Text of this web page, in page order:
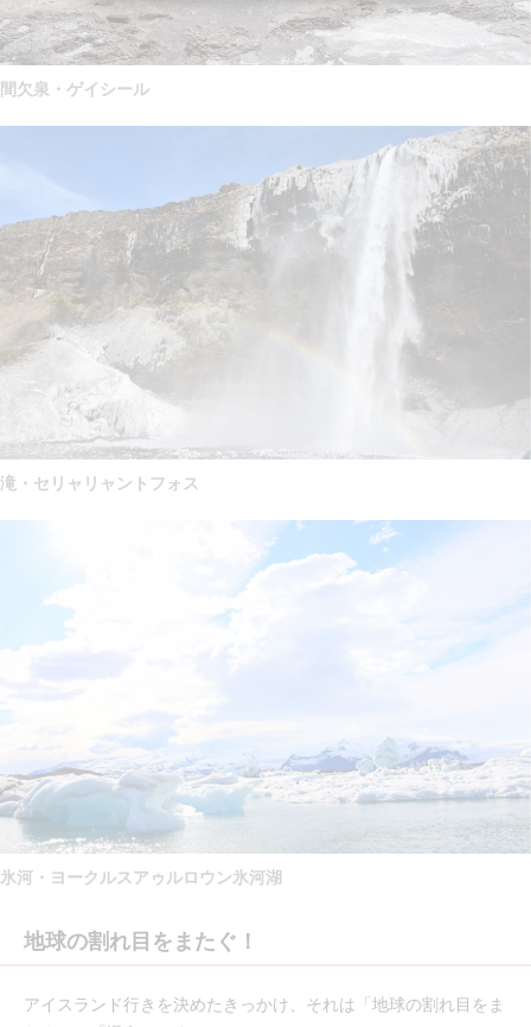
間欠泉・ゲイシール
滝・セリャリャントフォス
氷河・ヨークルスアゥルロウン氷河湖
地球の割れ目をまたぐ！
アイスランド行きを決めたきっかけ、それは「地球の割れ目をま